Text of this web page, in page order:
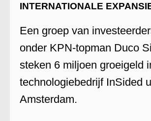
INTERNATIONALE
Een groep van
onder KPN-topman Duco
steken 6 miljoen groeigeld
technologiebedrijf InSided
Amsterdam.